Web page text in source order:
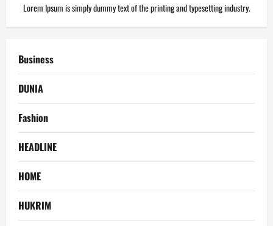
Lorem Ipsum is simply dummy text of the printing and typesetting industry.
Business
DUNIA
Fashion
HEADLINE
HOME
HUKRIM